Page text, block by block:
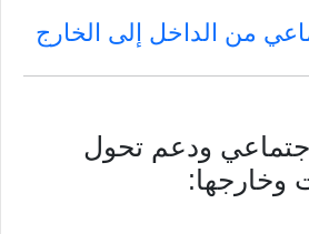
من الداخل إلى الخارج
ودعم تحول
وخارجها: